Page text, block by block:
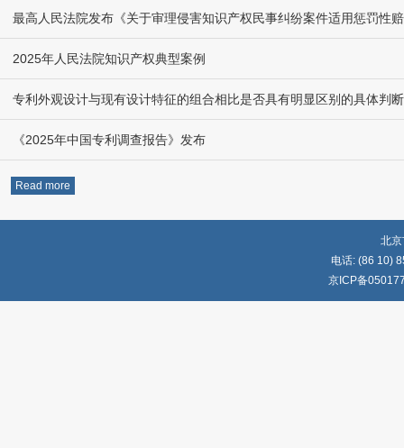
2025年人民法院知识产权典型案例
专利外观设计与现有设计特征的组合相比是否具有明显区别的具体判断
《2025年中国专利调查报告》发布
Read more
北
电话: (86 10)
京ICP备